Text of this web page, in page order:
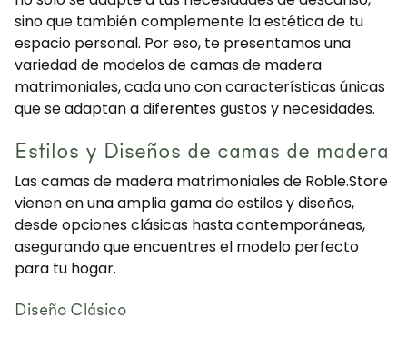
sino que también complemente la estética de tu
espacio personal. Por eso, te presentamos una
variedad de modelos de camas de madera
matrimoniales, cada uno con características únicas
que se adaptan a diferentes gustos y necesidades.
Estilos y Diseños de camas de madera
Las camas de madera matrimoniales de Roble.Store
vienen en una amplia gama de estilos y diseños,
desde opciones clásicas hasta contemporáneas,
asegurando que encuentres el modelo perfecto
para tu hogar.
Diseño Clásico